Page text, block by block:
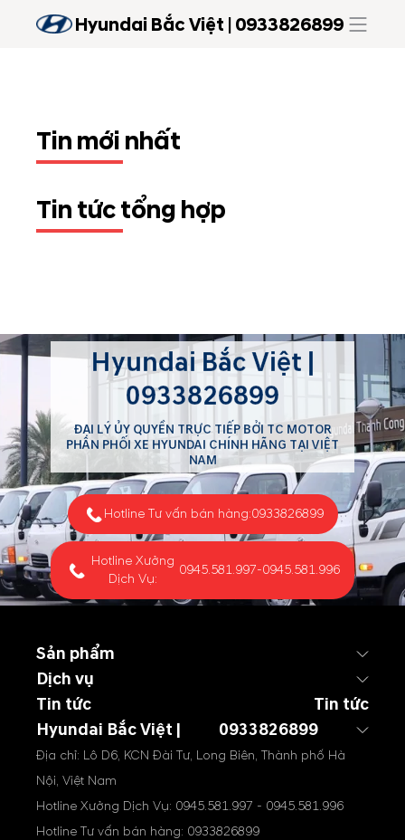
Hyundai Bắc Việt | 0933826899
Tin mới nhất
Tin tức tổng hợp
Hyundai Bắc Việt |
0933826899
ĐẠI LÝ ỦY QUYỀN TRỰC TIẾP BỞI TC MOTOR
PHÂN PHỐI XE HYUNDAI CHÍNH HÃNG TẠI VIỆT
NAM
Hotline Tư vấn bán hàng:0933826899
Hotline Xưởng
Dịch Vụ:
0945.581.997-0945.581.996
Sản phẩm
Dịch vụ
Tin tức
Tin tức
Hyundai Bắc Việt |
0933826899
Địa chỉ: Lô D6, KCN Đài Tư, Long Biên, Thành phố Hà
Nội, Việt Nam
Hotline Xưởng Dịch Vụ: 0945.581.997 - 0945.581.996
Hotline Tư vấn bán hàng: 0933826899